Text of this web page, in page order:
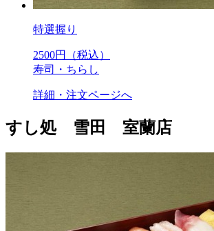
特選握り
2500円（税込）
寿司・ちらし
詳細・注文ページへ
すし処 雪田 室蘭店